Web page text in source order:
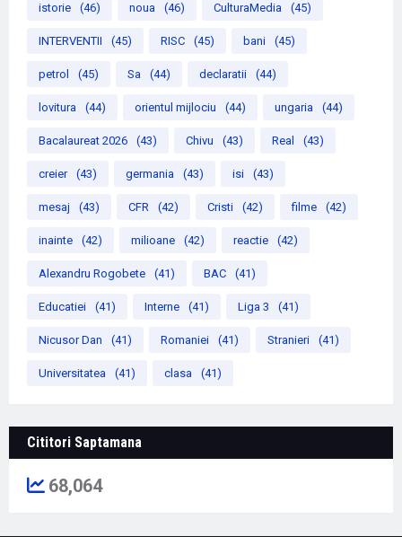
istorie (46) noua (46) CulturaMedia (45)
INTERVENTII (45) RISC (45) bani (45)
petrol (45) Sa (44) declaratii (44)
lovitura (44) orientul mijlociu (44) ungaria (44)
Bacalaureat 2026 (43) Chivu (43) Real (43)
creier (43) germania (43) isi (43)
mesaj (43) CFR (42) Cristi (42) filme (42)
inainte (42) milioane (42) reactie (42)
Alexandru Rogobete (41) BAC (41)
Educatiei (41) Interne (41) Liga 3 (41)
Nicusor Dan (41) Romaniei (41) Stranieri (41)
Universitatea (41) clasa (41)
Cititori Saptamana
68,064